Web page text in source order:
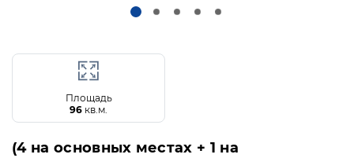
Площадь
96 кв.м.
(4 на основных местах + 1 на